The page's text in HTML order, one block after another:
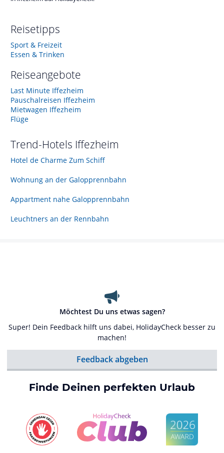
Reisetipps
Sport & Freizeit
Essen & Trinken
Reiseangebote
Last Minute Iffezheim
Pauschalreisen Iffezheim
Mietwagen Iffezheim
Flüge
Trend-Hotels Iffezheim
Hotel de Charme Zum Schiff
Wohnung an der Galopprennbahn
Appartment nahe Galopprennbahn
Leuchtners an der Rennbahn
Möchtest Du uns etwas sagen?
Super! Dein Feedback hilft uns dabei, HolidayCheck besser zu
machen!
Feedback abgeben
Finde Deinen perfekten Urlaub